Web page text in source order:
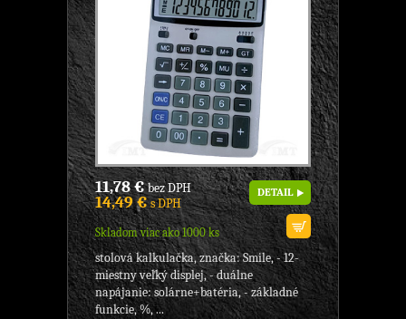
11,78 €bez DPH
14,49 €s DPH
Skladom viac ako 1000 ks
DETAIL
stolová kalkulačka, značka: Smile, - 12-
miestny veľký displej, - duálne
napájanie: solárne+batéria, - základné
funkcie, %, ...